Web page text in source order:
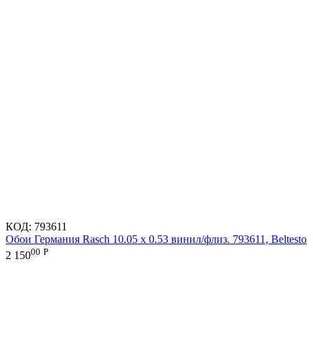
КОД: 793611
Обои Германия Rasch 10.05 х 0.53 винил/флиз. 793611, Beltesto
2 15000 Р